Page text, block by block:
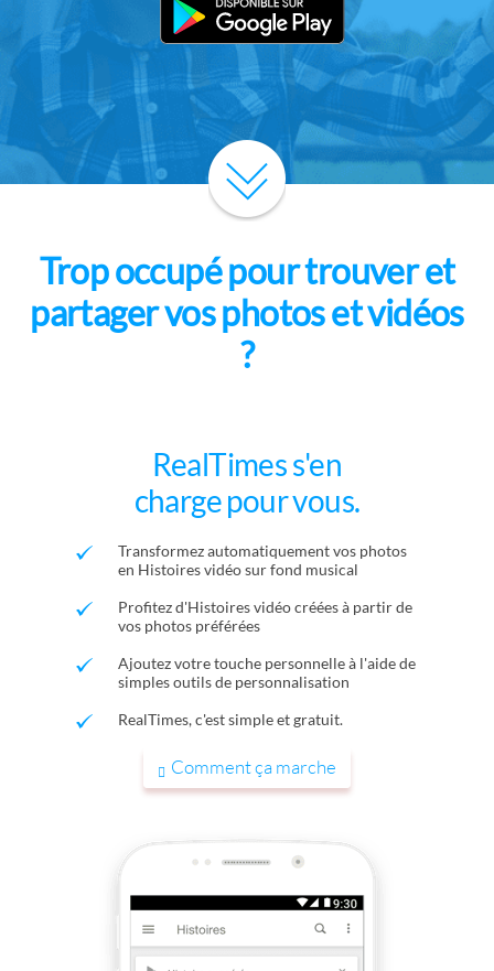
Trop occupé pour trouver et
partager vos photos et vidéos
?
RealTimes s'en
charge pour vous.
Transformez automatiquement vos photos
en Histoires vidéo sur fond musical
Profitez d'Histoires vidéo créées à partir de
vos photos préférées
Ajoutez votre touche personnelle à l'aide de
simples outils de personnalisation
RealTimes, c'est simple et gratuit.
Comment ça marche